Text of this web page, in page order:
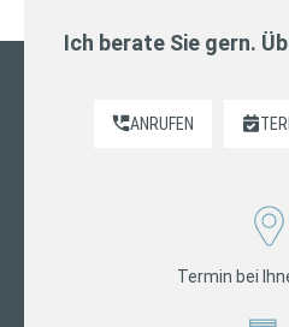
Ich berate Sie gern.
ANRUFEN
Termin bei